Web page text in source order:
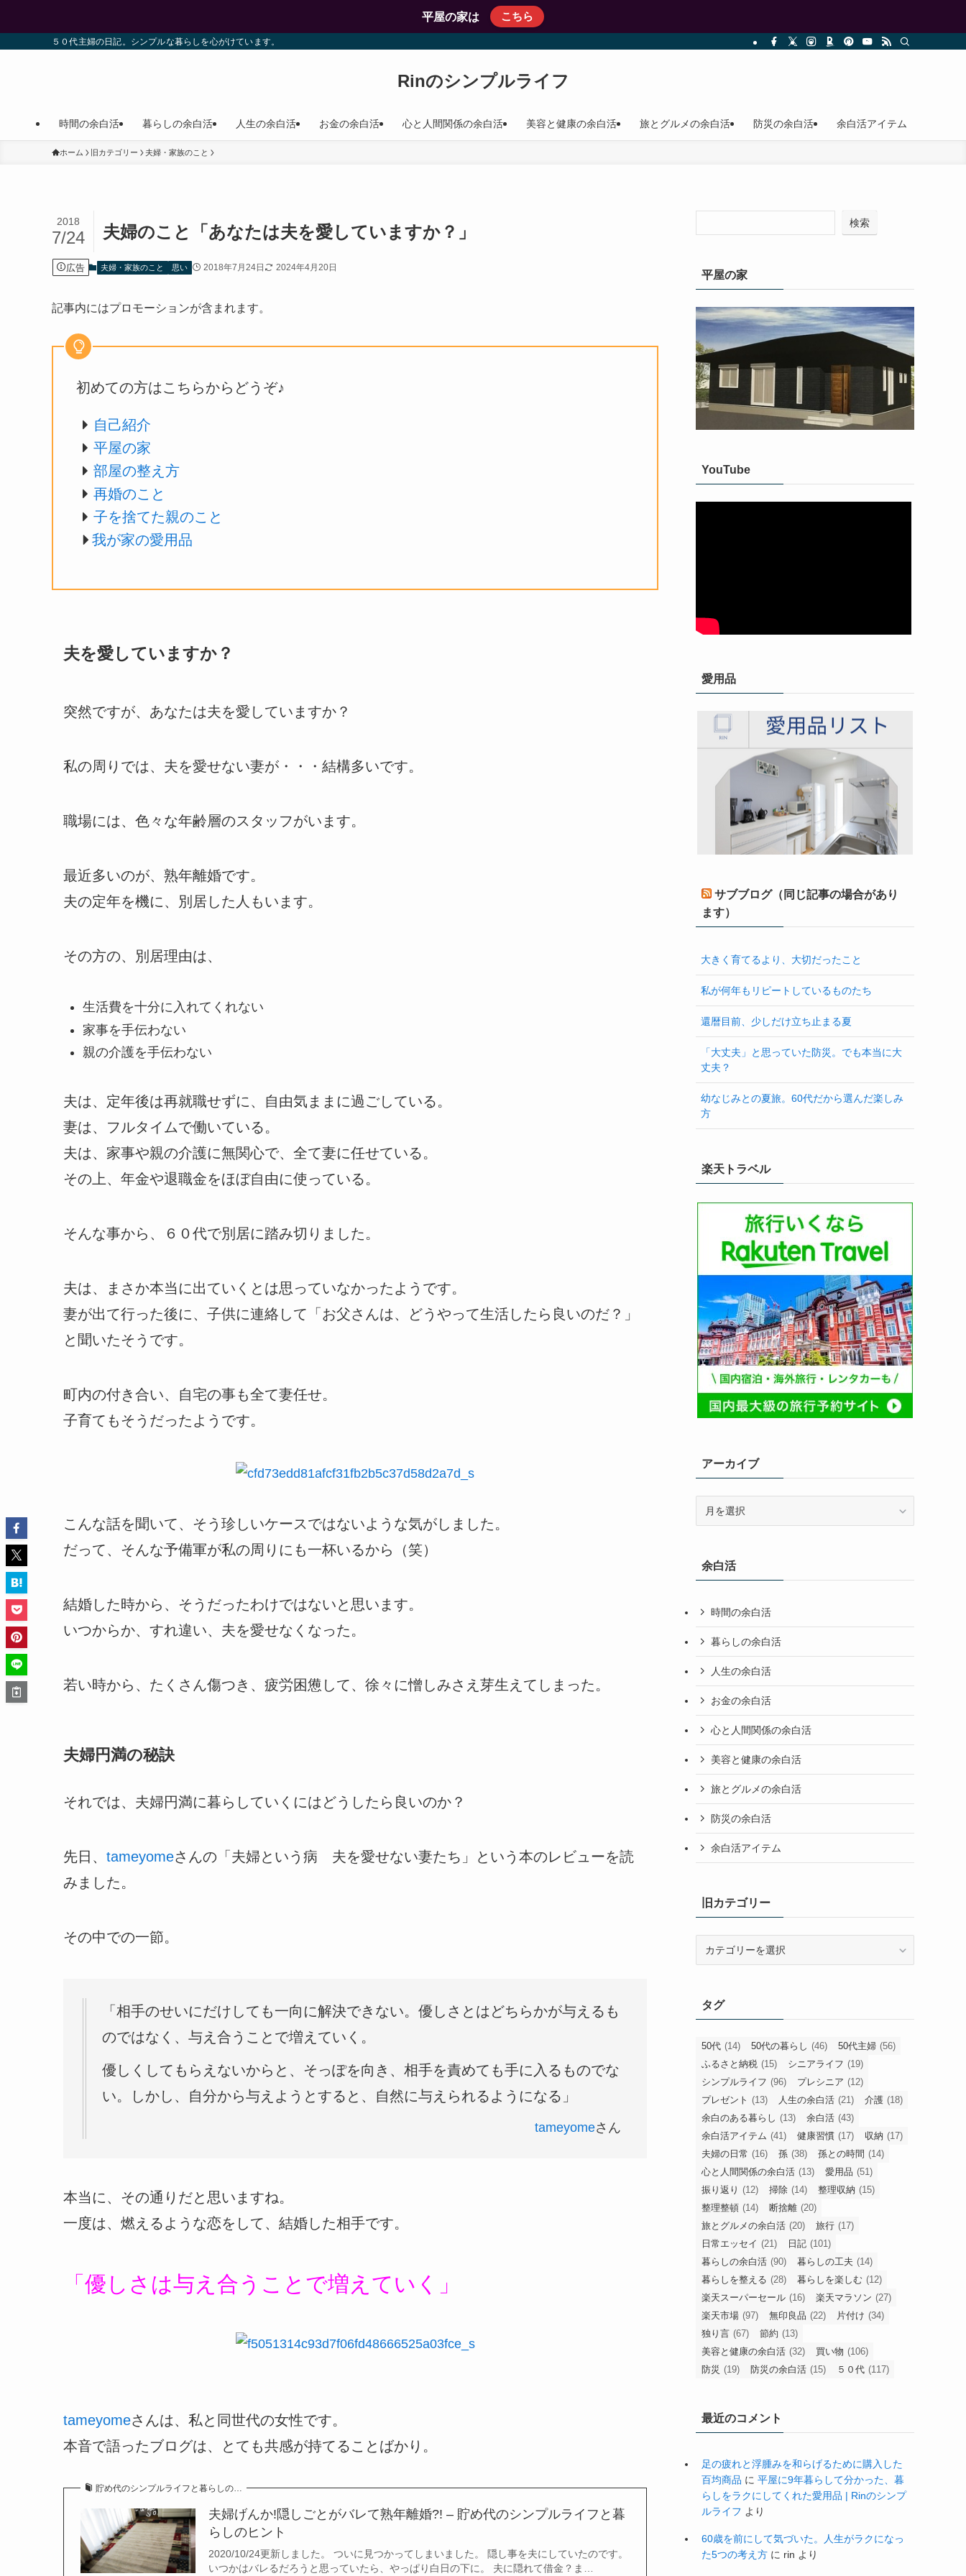
平屋の家は こちら
５０代主婦の日記。シンプルな暮らしを心がけています。
Rinのシンプルライフ
時間の余白活 暮らしの余白活 人生の余白活 お金の余白活 心と人間関係の余白活 美容と健康の余白活 旅とグルメの余白活 防災の余白活 余白活アイテム
ホーム 旧カテゴリー 夫婦・家族のこと
夫婦のこと「あなたは夫を愛していますか？」
2018
7/24
広告 夫婦・家族のこと 思い 2018年7月24日 2024年4月20日
記事内にはプロモーションが含まれます。
初めての方はこちらからどうぞ♪
自己紹介
平屋の家
部屋の整え方
再婚のこと
子を捨てた親のこと
我が家の愛用品
夫を愛していますか？
突然ですが、あなたは夫を愛していますか？
私の周りでは、夫を愛せない妻が・・・結構多いです。
職場には、色々な年齢層のスタッフがいます。
最近多いのが、熟年離婚です。
夫の定年を機に、別居した人もいます。
その方の、別居理由は、
生活費を十分に入れてくれない
家事を手伝わない
親の介護を手伝わない
夫は、定年後は再就職せずに、自由気ままに過ごしている。
妻は、フルタイムで働いている。
夫は、家事や親の介護に無関心で、全て妻に任せている。
その上、年金や退職金をほぼ自由に使っている。
そんな事から、６０代で別居に踏み切りました。
夫は、まさか本当に出ていくとは思っていなかったようです。
妻が出て行った後に、子供に連絡して「お父さんは、どうやって生活したら良いのだ？」
と聞いたそうです。
町内の付き合い、自宅の事も全て妻任せ。
子育てもそうだったようです。
こんな話を聞いて、そう珍しいケースではないような気がしました。
だって、そんな予備軍が私の周りにも一杯いるから（笑）
結婚した時から、そうだったわけではないと思います。
いつからか、すれ違い、夫を愛せなくなった。
若い時から、たくさん傷つき、疲労困憊して、徐々に憎しみさえ芽生えてしまった。
夫婦円満の秘訣
それでは、夫婦円満に暮らしていくにはどうしたら良いのか？
先日、 tameyomeさんの「夫婦という病 夫を愛せない妻たち」という本のレビューを読
みました。
その中での一節。
「相手のせいにだけしても一向に解決できない。優しさとはどちらかが与えるも
のではなく、与え合うことで増えていく。
優しくしてもらえないからと、そっぽを向き、相手を責めても手に入るものでな
い。しかし、自分から与えようとすると、自然に与えられるようになる」
tameyomeさん
本当に、その通りだと思いますね。
一度は、燃えるような恋をして、結婚した相手です。
「優しさは与え合うことで増えていく」
tameyomeさんは、私と同世代の女性です。
本音で語ったブログは、とても共感が持てることばかり。
貯め代のシンプルライフと暮らしの…
夫婦げんか!隠しごとがバレて熟年離婚?! – 貯め代のシンプルライフと暮
らしのヒント
2020/10/24更新しました。 ついに見つかってしまいました。 隠し事を夫にしていたのです。
いつかはバレるだろうと思っていたら、やっぱり白日の下に。 夫に隠れて借金？ま…
検索
平屋の家
YouTube
愛用品
サブブログ（同じ記事の場合があり
ます）
大きく育てるより、大切だったこと
私が何年もリピートしているものたち
還暦目前、少しだけ立ち止まる夏
「大丈夫」と思っていた防災。でも本当に大
丈夫？
幼なじみとの夏旅。60代だから選んだ楽しみ
方
楽天トラベル
アーカイブ
ブ余白活
時間の余白活
暮らしの余白活
人生の余白活
お金の余白活
心と人間関係の余白活
美容と健康の余白活
旅とグルメの余白活
防災の余白活
余白活アイテム
旧カテゴリー
リ
ー
タグ
50代 (14) 50代の暮らし (46) 50代主婦 (56)
ふるさと納税 (15) シニアライフ (19)
シンプルライフ (96) プレシニア (12)
プレゼント (13) 人生の余白活 (21) 介護 (18)
余白のある暮らし (13) 余白活 (43)
余白活アイテム (41) 健康習慣 (17) 収納 (17)
夫婦の日常 (16) 孫 (38) 孫との時間 (14)
心と人間関係の余白活 (13) 愛用品 (51)
振り返り (12) 掃除 (14) 整理収納 (15)
整理整頓 (14) 断捨離 (20)
旅とグルメの余白活 (20) 旅行 (17)
日常エッセイ (21) 日記 (101)
暮らしの余白活 (90) 暮らしの工夫 (14)
暮らしを整える (28) 暮らしを楽しむ (12)
楽天スーパーセール (16) 楽天マラソン (27)
楽天市場 (97) 無印良品 (22) 片付け (34)
独り言 (67) 節約 (13)
美容と健康の余白活 (32) 買い物 (106)
防災 (19) 防災の余白活 (15) ５０代 (117)
最近のコメント
足の疲れと浮腫みを和らげるために購入した
百均商品 に 平屋に9年暮らして分かった、暮
らしをラクにしてくれた愛用品 | Rinのシンプ
ルライフ より
60歳を前にして気づいた。人生がラクになっ
た5つの考え方 に rin より